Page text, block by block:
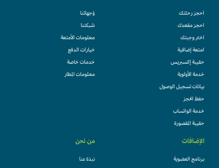
احجز رحلتك
احجز مقعدك
اختر وجبتك
امتعة إضافية
حقيبة إكسبريس
خدمة الأولوية
بيانات تسجيل الوصول
حفظ الحجز
خدمة الواتساب
حقيبة المقصورة
وُجهاتنا
شبكتنا
معلومات الأمتعة
خيارات الدفع
خدمات خاصة
معلومات المطار
الإضافات
برنامج العضوية
من نحن
نبذة عنا